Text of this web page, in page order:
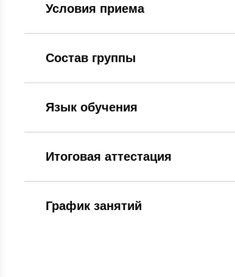
Условия приема
Состав группы
Язык обучения
Итоговая аттестация
График занятий